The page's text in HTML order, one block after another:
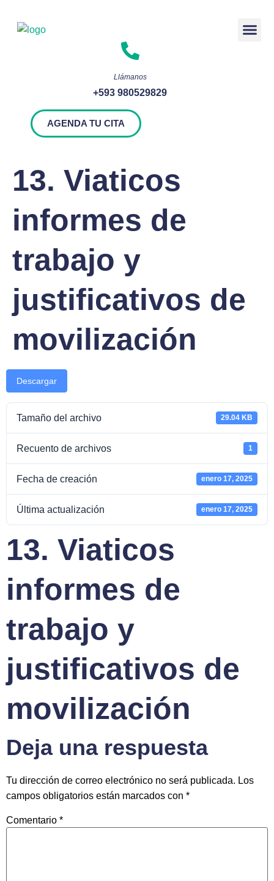
Llámanos
+593 980529829
AGENDA TU CITA
13. Viaticos
informes de
trabajo y
justificativos de
movilización
Descargar
Tamaño del archivo 29.04 KB
Recuento de archivos 1
Fecha de creación enero 17, 2025
Última actualización enero 17, 2025
13. Viaticos
informes de
trabajo y
justificativos de
movilización
Deja una respuesta
Tu dirección de correo electrónico no será publicada. Los
campos obligatorios están marcados con *
Comentario *